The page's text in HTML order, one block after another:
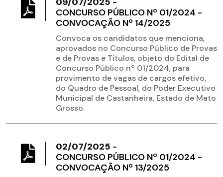
CONCURSO PÚBLICO Nº 01/2024 -
CONVOCAÇÃO Nº 14/2025
Convoca os candidatos que menciona,
aprovados no Concurso Público de Provas
e de Provas e Títulos, objeto do Edital de
Concurso Público nº 01/2024, para
provimento de vagas de cargos efetivo,
do Quadro de Pessoal, do Poder Executivo
Municipal de Castanheira, Estado de Mato
Grosso.
02/07/2025 -
CONCURSO PÚBLICO Nº 01/2024 -
CONVOCAÇÃO Nº 13/2025